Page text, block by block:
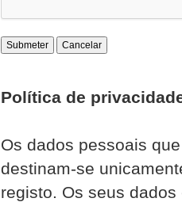
Submeter Cancelar
Política de
Os dados pessoais
destinam-se
registo. Os seus